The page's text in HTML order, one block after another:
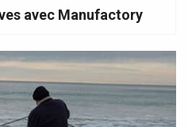
avec Manufactory